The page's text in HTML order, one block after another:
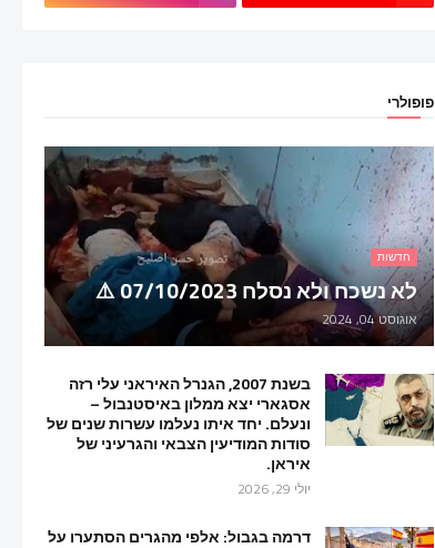
פופולרי
חדשות
לא נשכח ולא נסלח 07/10/2023 ⚠️
אוגוסט 04, 2024
בשנת 2007, הגנרל האיראני עלי רזה
אסגארי יצא ממלון באיסטנבול –
ונעלם. יחד איתו נעלמו עשרות שנים של
סודות המודיעין הצבאי והגרעיני של
איראן.
יולי 29, 2026
דרמה בגבול: אלפי מהגרים הסתערו על